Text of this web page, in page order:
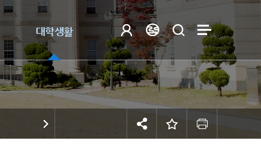
대학생활